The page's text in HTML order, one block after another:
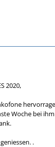
2020,
Woche bei
.